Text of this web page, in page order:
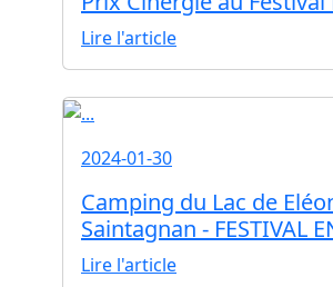
Lire l'article
2024-01-30
Camping du Lac de
Saintagnan - FESTIVAL
Lire l'article